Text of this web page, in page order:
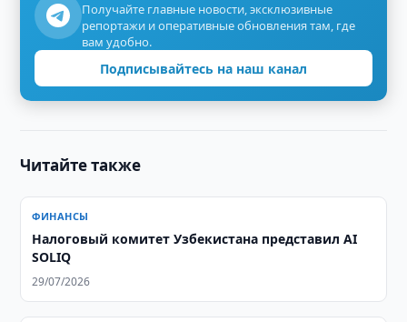
Получайте главные новости, эксклюзивные
репортажи и оперативные обновления там, где
вам удобно.
Подписывайтесь на наш канал
Читайте также
ФИНАНСЫ
Налоговый комитет Узбекистана представил AI
SOLIQ
29/07/2026